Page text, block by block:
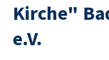
Kirche"
e.V.